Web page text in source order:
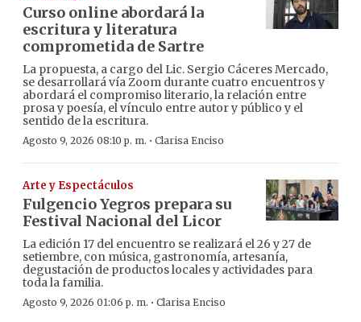
Curso online abordará la
escritura y literatura
comprometida de Sartre
La propuesta, a cargo del Lic. Sergio Cáceres Mercado,
se desarrollará vía Zoom durante cuatro encuentros y
abordará el compromiso literario, la relación entre
prosa y poesía, el vínculo entre autor y público y el
sentido de la escritura.
Agosto 9, 2026 08:10 p. m. · Clarisa Enciso
Arte y Espectáculos
Fulgencio Yegros prepara su
Festival Nacional del Licor
La edición 17 del encuentro se realizará el 26 y 27 de
setiembre, con música, gastronomía, artesanía,
degustación de productos locales y actividades para
toda la familia.
Agosto 9, 2026 01:06 p. m. · Clarisa Enciso